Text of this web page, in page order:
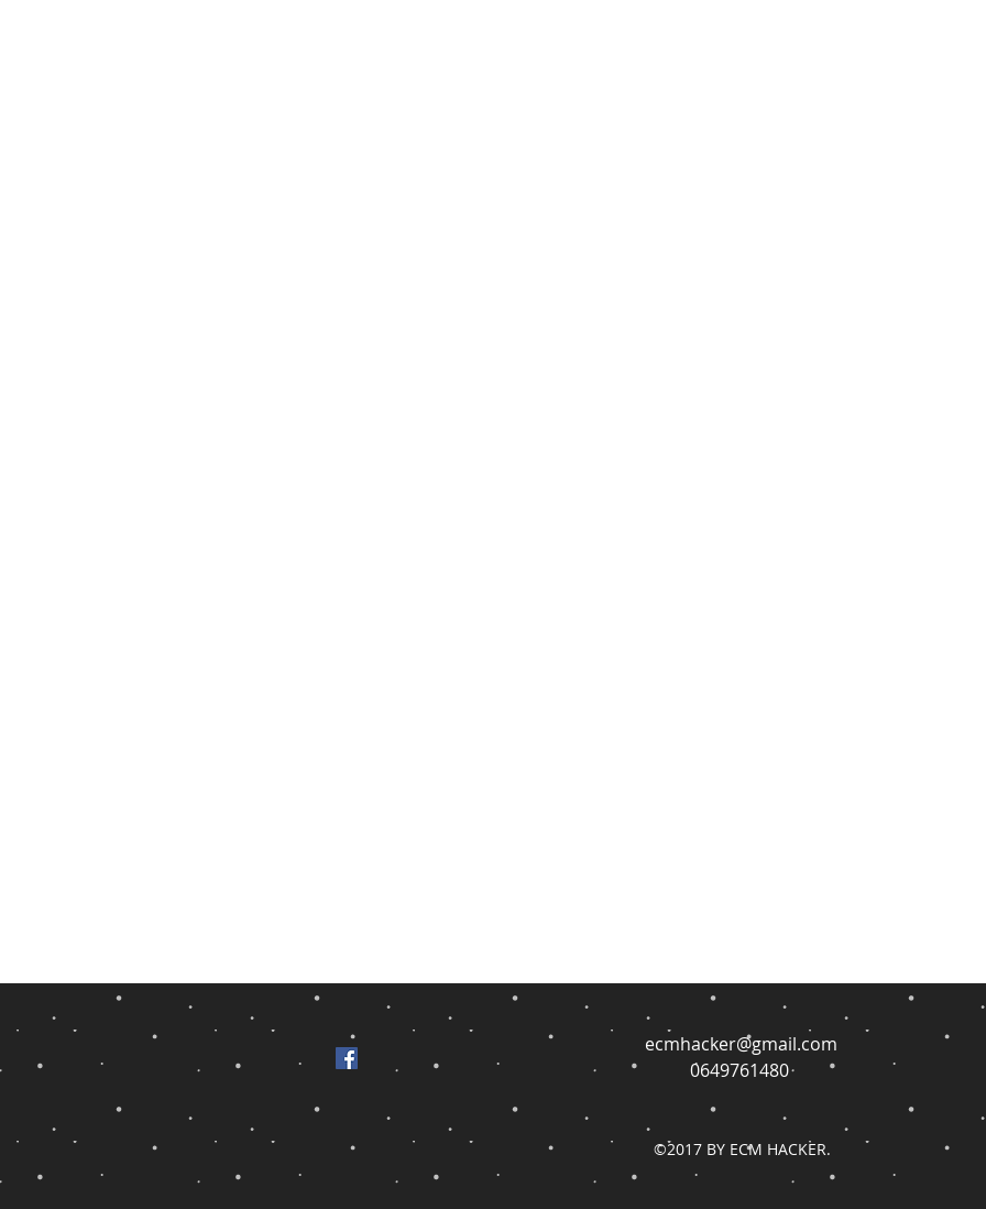
ecmhacker@gmail.com
0649761480
©2017 BY ECM HACKER.